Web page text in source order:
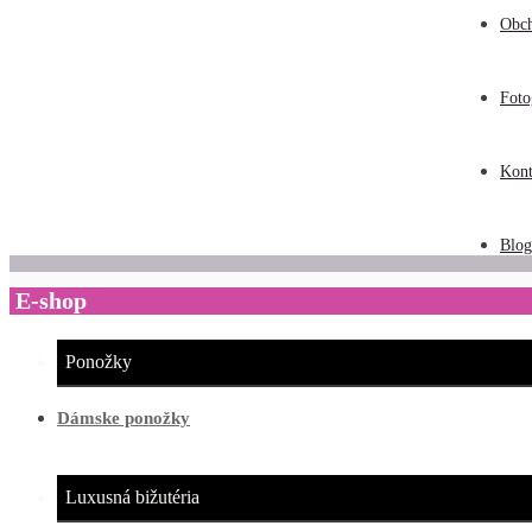
Blog
E-shop
Ponožky
Dámske ponožky
Luxusná bižutéria